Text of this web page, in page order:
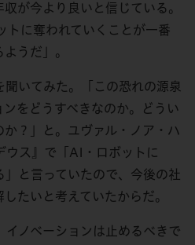
が今より良いと信じている。
トに奪われていくことが一番
うだ」。
聞いてみた。「この恐れの源泉
ンをどうすべきなのか。どうい
か？」と。ユヴァル・ノア・ハ
ウス』で「AI・ロボットに
」と言っていたので、今後の社
たいと考えていたからだ。
イノベーションは止めるべきで